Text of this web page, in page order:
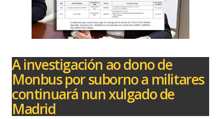
A investigación ao dono de
Monbus por suborno a militares
continuará nun xulgado de
Madrid